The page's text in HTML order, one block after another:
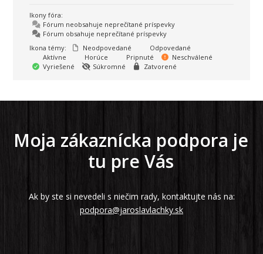
Ikony fóra:
Fórum neobsahuje neprečítané príspevky
Fórum obsahuje neprečítané príspevky
Ikona témy:
Neodpovedané
Odpovedané
Aktívne
Horúce Pripnuté
Neschválené
Vyriešené
Súkromné Zatvorené
Moja zákaznícka podpora je
tu pre Vás
Ak by ste si nevedeli s niečim rady, kontaktujte nás na:
podpora@jaroslavlachky.sk